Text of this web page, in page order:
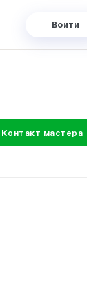
Войти
Контакт мастера